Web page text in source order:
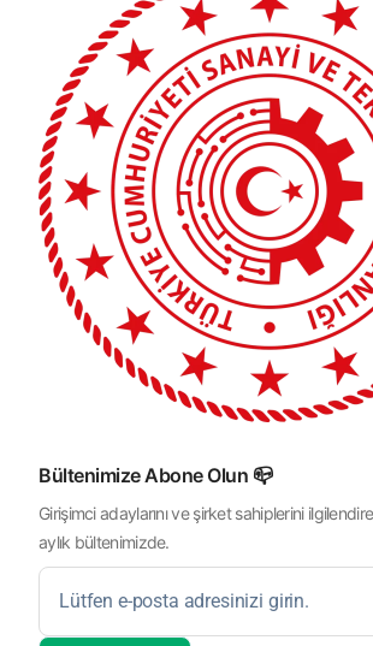
Bültenimize Abone Olun 📪
Girişimci adaylarını ve şirket sahiplerini
aylık bültenimizde.